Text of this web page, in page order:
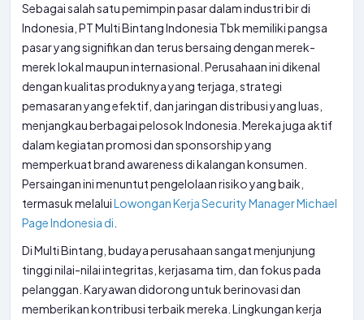
Sebagai salah satu pemimpin pasar dalam industri bir di
Indonesia, PT Multi Bintang Indonesia Tbk memiliki pangsa
pasar yang signifikan dan terus bersaing dengan merek-
merek lokal maupun internasional. Perusahaan ini dikenal
dengan kualitas produknya yang terjaga, strategi
pemasaran yang efektif, dan jaringan distribusi yang luas,
menjangkau berbagai pelosok Indonesia. Mereka juga aktif
dalam kegiatan promosi dan sponsorship yang
memperkuat brand awareness di kalangan konsumen.
Persaingan ini menuntut pengelolaan risiko yang baik,
termasuk melaluiLowongan Kerja Security Manager Michael
Page Indonesia di
Di Multi Bintang, budaya perusahaan sangat menjunjung
tinggi nilai-nilai integritas, kerjasama tim, dan fokus pada
pelanggan. Karyawan didorong untuk berinovasi dan
memberikan kontribusi terbaik mereka. Lingkungan kerja